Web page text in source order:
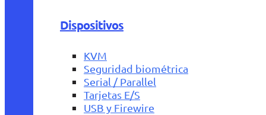
Dispositivos
KVM
Seguridad biométrica
Serial / Parallel
Tarjetas E/S
USB y Firewire